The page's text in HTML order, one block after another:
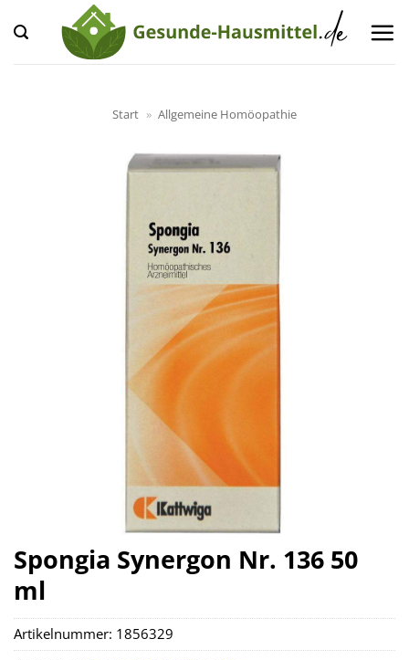
Inhalt
springen
Start » Allgemeine Homöopathie
Spongia Synergon Nr. 136 50
ml
Artikelnummer: 1856329